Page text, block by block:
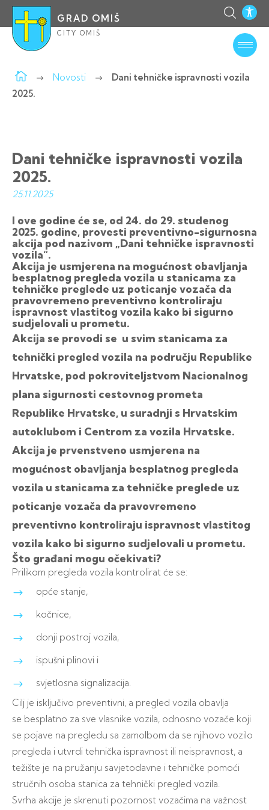
GRAD OMIŠ
CITY OMIŠ
Novosti
Dani tehničke ispravnosti vozila
2025.
Dani tehničke ispravnosti vozila
2025.
25.11.2025
I ove godine će se, od 24. do 29. studenog
2025. godine, provesti preventivno-sigurnosna
akcija pod nazivom „Dani tehničke ispravnosti
vozila“.
Akcija je usmjerena na mogućnost obavljanja
besplatnog pregleda vozila u stanicama za
tehničke preglede uz poticanje vozača da
pravovremeno preventivno kontroliraju
ispravnost vlastitog vozila kako bi sigurno
sudjelovali u prometu.
Akcija se provodi se u svim stanicama za
tehnički pregled vozila na području Republike
Hrvatske, pod pokroviteljstvom Nacionalnog
plana sigurnosti cestovnog prometa
Republike Hrvatske, u suradnji s Hrvatskim
autoklubom i Centrom za vozila Hrvatske.
Akcija je prvenstveno usmjerena na
mogućnost obavljanja besplatnog pregleda
vozila u stanicama za tehničke preglede uz
poticanje vozača da pravovremeno
preventivno kontroliraju ispravnost vlastitog
vozila kako bi sigurno sudjelovali u prometu.
Što građani mogu očekivati?
Prilikom pregleda vozila kontrolirat će se:
opće stanje,
kočnice,
donji postroj vozila,
ispušni plinovi i
svjetlosna signalizacija.
Cilj je isključivo preventivni, a pregled vozila obavlja
se besplatno za sve vlasnike vozila, odnosno vozače koji
se pojave na pregledu sa zamolbom da se njihovo vozilo
pregleda i utvrdi tehnička ispravnost ili neispravnost, a
težište je na pružanju savjetodavne i tehničke pomoći
stručnih osoba stanica za tehnički pregled vozila.
Svrha akcije je skrenuti pozornost vozačima na važnost